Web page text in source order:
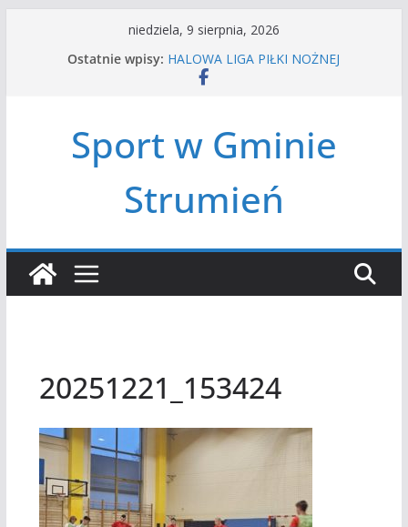
niedziela, 9 sierpnia, 2026
Ostatnie wpisy: HALOWA LIGA PIŁKI NOŻNEJ
LATO W MIEŚCIE’2026
Czwórbój lekkoatletyczny
Sport w Gminie
Strumień
20251221_153424